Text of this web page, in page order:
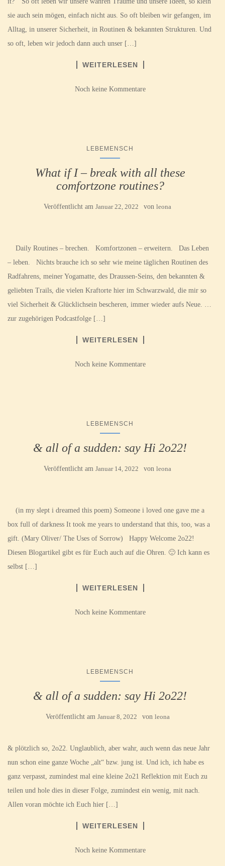
sie auch sein mögen, einfach nicht aus. So oft bleiben wir gefangen, im
Alltag, in unserer Sicherheit, in Routinen & bekannten Strukturen. Und
so oft, leben wir jedoch dann auch unser […]
WEITERLESEN
Noch keine Kommentare
LEBEMENSCH
What if I – break with all these
comfortzone routines?
Veröffentlicht am Januar 22, 2022 von leona
Daily Routines – brechen. Komfortzonen – erweitern. Das Leben
– leben. Nichts brauche ich so sehr wie meine täglichen Routinen des
Radfahrens, meiner Yogamatte, des Draussen-Seins, den bekannten &
geliebten Trails, die vielen Kraftorte hier im Schwarzwald, die mir so
viel Sicherheit & Glücklichsein bescheren, immer wieder aufs Neue. …
zur zugehörigen Podcastfolge […]
WEITERLESEN
Noch keine Kommentare
LEBEMENSCH
& all of a sudden: say Hi 2o22!
Veröffentlicht am Januar 14, 2022 von leona
(in my slept i dreamed this poem) Someone i loved one gave me a
box full of darkness It took me years to understand that this, too, was a
gift. (Mary Oliver/ The Uses of Sorrow) Happy Welcome 2o22!
Diesen Blogartikel gibt es für Euch auch auf die Ohren. 🙂 Ich kann es
selbst […]
WEITERLESEN
Noch keine Kommentare
LEBEMENSCH
& all of a sudden: say Hi 2o22!
Veröffentlicht am Januar 8, 2022 von leona
& plötzlich so, 2o22. Unglaublich, aber wahr, auch wenn das neue Jahr
nun schon eine ganze Woche „alt“ bzw. jung ist. Und ich, ich habe es
ganz verpasst, zumindest mal eine kleine 2o21 Reflektion mit Euch zu
teilen und hole dies in dieser Folge, zumindest ein wenig, mit nach.
Allen voran möchte ich Euch hier […]
WEITERLESEN
Noch keine Kommentare